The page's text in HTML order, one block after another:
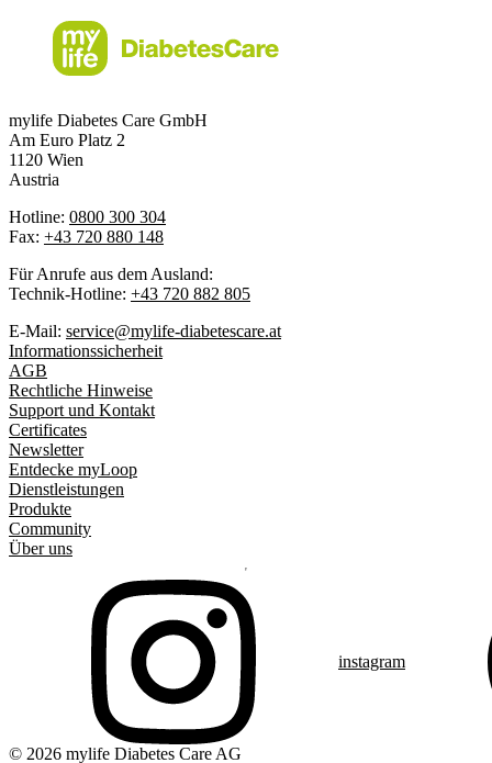
mylife Diabetes Care GmbH
Am Euro Platz 2
1120 Wien
Austria
Hotline: 0800 300 304
Fax: +43 720 880 148
Für Anrufe aus dem Ausland:
Technik-Hotline: +43 720 882 805
E-Mail: service@mylife-diabetescare.at
Informationssicherheit
AGB
Rechtliche Hinweise
Support und Kontakt
Certificates
Newsletter
Entdecke myLoop
Dienstleistungen
Produkte
Community
Über uns
instagram
© 2026 mylife Diabetes Care AG